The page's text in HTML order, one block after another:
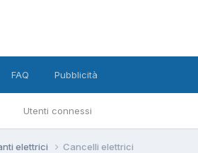
Utenti connessi
FAQ Pubblicità
elettrici Cancelli elettrici